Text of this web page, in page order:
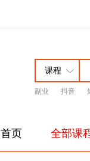
副业 抖音
首页 全部课